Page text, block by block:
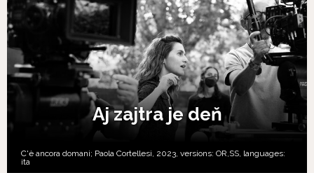
Aj zajtra je deň
C'è ancora domani; Paola Cortellesi, 2023, versions: OR, SS, languages:
ita